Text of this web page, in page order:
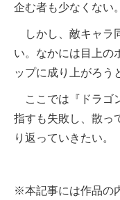
企む者も少なくない。
しかし、敵キャラ
い。なかには目上の
ップに成り上がろう
ここでは『ドラゴ
指すも失敗し、散っ
り返っていきたい。
※本記事には作品の